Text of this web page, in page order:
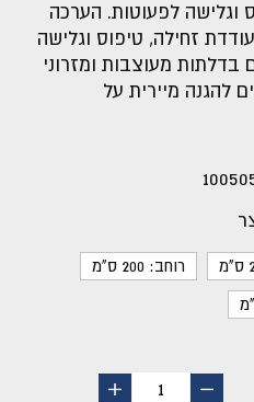
וגלישה לפעוטות. הערכה
זחילה, טיפוס וגלישה
בדלתות מעוצבות ומזרוני
להגנה מיירית על
רוחב: 200 ס"מ
החסר
1
הוסף